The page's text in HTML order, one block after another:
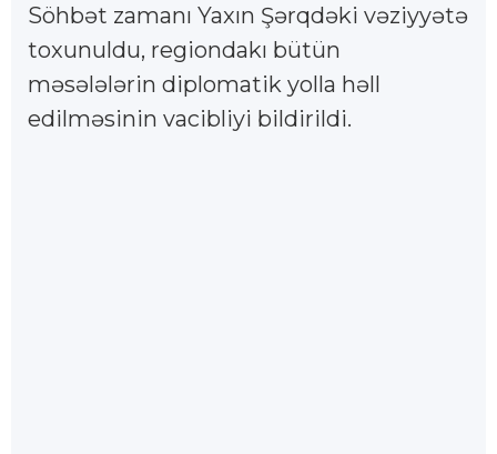
Söhbət zamanı Yaxın Şərqdəki vəziyyətə
toxunuldu, regiondakı bütün
məsələlərin diplomatik yolla həll
edilməsinin vacibliyi bildirildi.